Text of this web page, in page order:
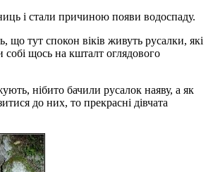
і стали причиною появи водоспаду.
що тут спокон віків живуть русалки, які
собі щось на кшталт оглядового
нібито бачили русалок наяву, а як
до них, то прекрасні дівчата